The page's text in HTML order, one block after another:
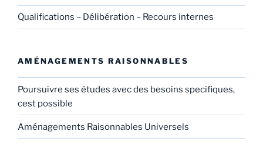
Qualifications – Délibération – Recours internes
AMÉNAGEMENTS RAISONNABLES
Poursuivre ses études avec des besoins specifiques,
cest possible
Aménagements Raisonnables Universels